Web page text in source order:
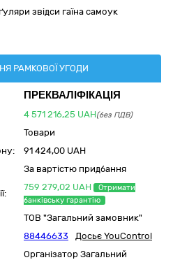
звідси гаїна самоук
РАМКОВОЇ УГОДИ
ПРЕКВАЛІФІКАЦІЯ
4 571 216,25 UAH(без ПДВ)
Товари
91 424,00 UAH
За вартістю придбання
759 279,02 UAH
Отримати
банківську гарантію
ТОВ "Загальний замовник"
88446633
Досьє YouControl
Організатор Загальний